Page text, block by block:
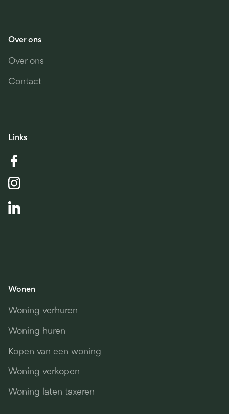
Over ons
Over ons
Contact
Links
Wonen
Woning verhuren
Woning huren
Kopen van een woning
Woning verkopen
Woning laten taxeren